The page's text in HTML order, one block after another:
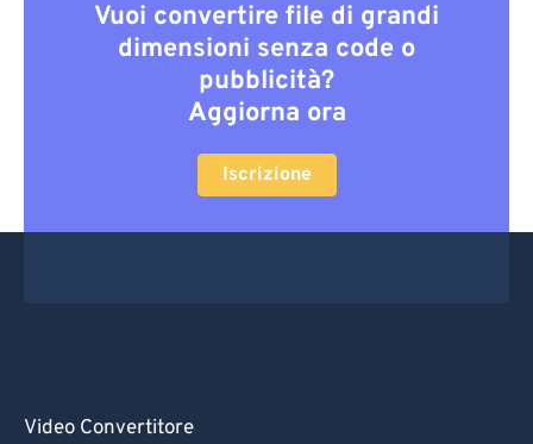
Vuoi convertire file di grandi
dimensioni senza code o
pubblicità?
Aggiorna ora
Iscrizione
Video Convertitore